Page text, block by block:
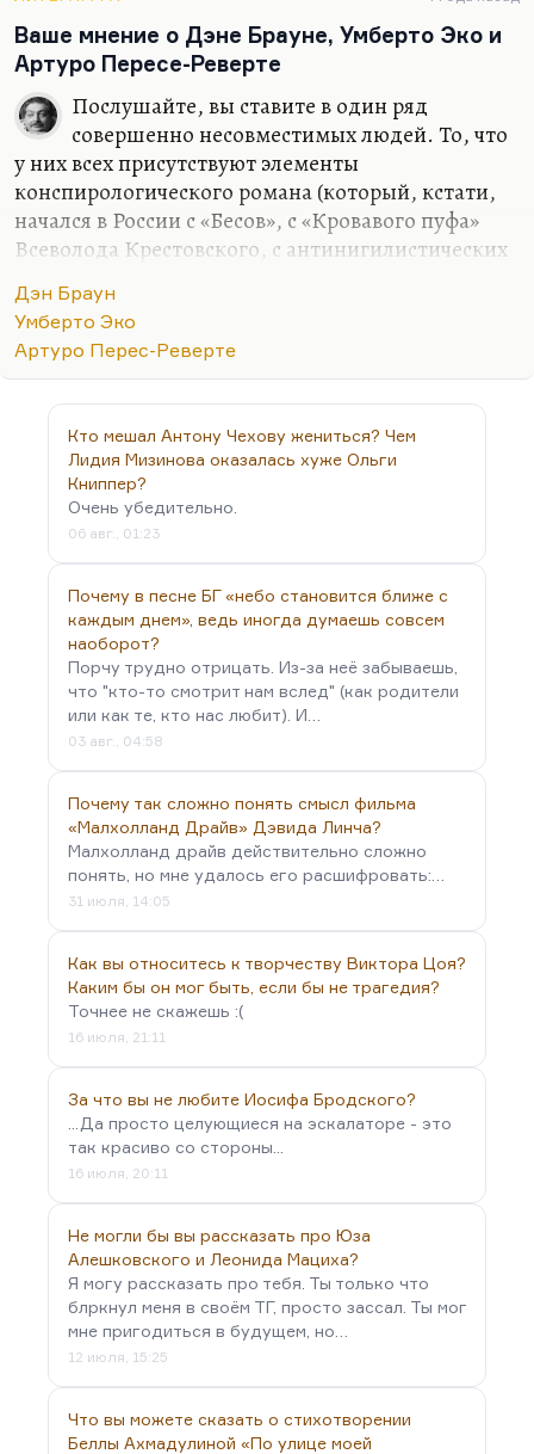
многое угадано и многое под псевдонимом,
многое применительно к советской цензуре, но
вещь точная.
Вот Достоевский написал бы историю
интеллигентского кружка — ну, что-нибудь о
«пятой колонне», о том, какие в ней ужасные
нравы, какие в ней сексуальные распущенности,…
Ваше мнение о Дэне Брауне, Умберто Эко и
Артуро Пересе-Реверте
Послушайте, вы ставите в один ряд
совершенно несовместимых людей. То, что
у них всех присутствуют элементы
конспирологического романа (который, кстати,
начался в России с «Бесов», с «Кровавого пуфа»
Всеволода Крестовского, с антинигилистических
делает их писателями одного уровня.
Я совершенно солидарен с Володей Вороновым,
который считает, что Перес-Реверте — начнём с
того, что это блистательный публицист,
замечательный колумнист, очень интересный
историк. Ну, как писатель («Клуб Дюма») — я не
знаю, но всё-таки это писатель, безусловно.
Умберто Эко — просто один из крупнейших
мыслителей современной Европы. И проза для
него —…
Дэн Браун
Умберто Эко
Артуро Перес-Реверте
Кто мешал Антону Чехову жениться? Чем
Лидия Мизинова оказалась хуже Ольги
Книппер?
Очень убедительно.
06 авг., 01:23
Почему в песне БГ «небо становится ближе с
каждым днем», ведь иногда думаешь совсем
наоборот?
Порчу трудно отрицать. Из-за неё забываешь,
что "кто-то смотрит нам вслед" (как родители
или как те, кто нас любит). И…
03 авг., 04:58
Почему так сложно понять смысл фильма
«Малхолланд Драйв» Дэвида Линча?
Малхолланд драйв действительно сложно
понять, но мне удалось его расшифровать:…
31 июля, 14:05
Как вы относитесь к творчеству Виктора Цоя?
Каким бы он мог быть, если бы не трагедия?
Точнее не скажешь :(
16 июля, 21:11
За что вы не любите Иосифа Бродского?
...Да просто целующиеся на эскалаторе - это
так красиво со стороны...
16 июля, 20:11
Не могли бы вы рассказать про Юза
Алешковского и Леонида Мациха?
Я могу рассказать про тебя. Ты только что
блркнул меня в своём ТГ, просто зассал. Ты мог
мне пригодиться в будущем, но…
12 июля, 15:25
Что вы можете сказать о стихотворении
Беллы Ахмадулиной «По улице моей